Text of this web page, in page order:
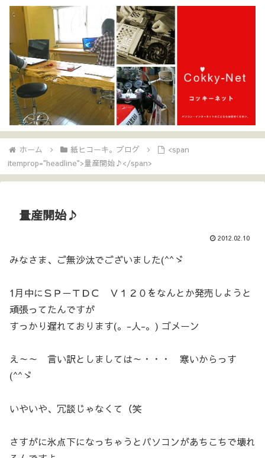
ホーム 紙ヒコーキ。ブログ
<span
itemprop="headline">量産開始♪</span>
量産開始♪
2012.02.10
みなさま、ご無沙汰でございました(^^ゞ
1月中にＳＰ－ＴＤＣ Ｖ１２０をなんとか発売しようと
頑張ってたんですが
すっかり遅れております(。-人-。) ゴメーン
え～～ 言い訳としましては～・・・ 寒いからっす
(^^ゞ
いやいや、冗談じゃなくて（笑
さすがに氷点下になっちゃうとパソコンがあちこちで壊れ